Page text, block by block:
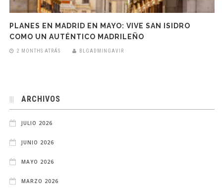
PLANES EN MADRID EN MAYO: VIVE SAN ISIDRO
COMO UN AUTÉNTICO MADRILEÑO
2 MONTHS ATRÁS BLGADMINGAVIR
ARCHIVOS
JULIO 2026
JUNIO 2026
MAYO 2026
MARZO 2026